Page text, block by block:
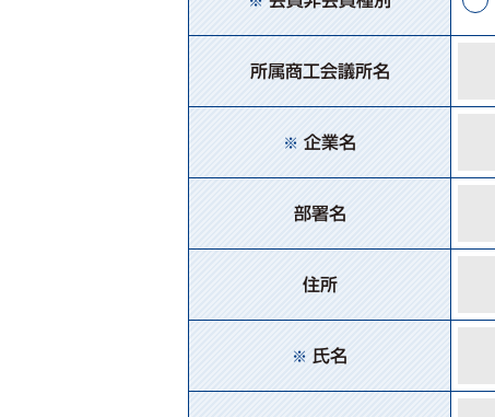
所属商工会議所名
※ 企業名
部署名
住所
※ 氏名